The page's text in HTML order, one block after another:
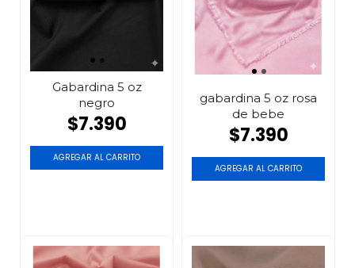
Gabardina 5 oz
negro
$7.390
gabardina 5 oz rosa
de bebe
$7.390